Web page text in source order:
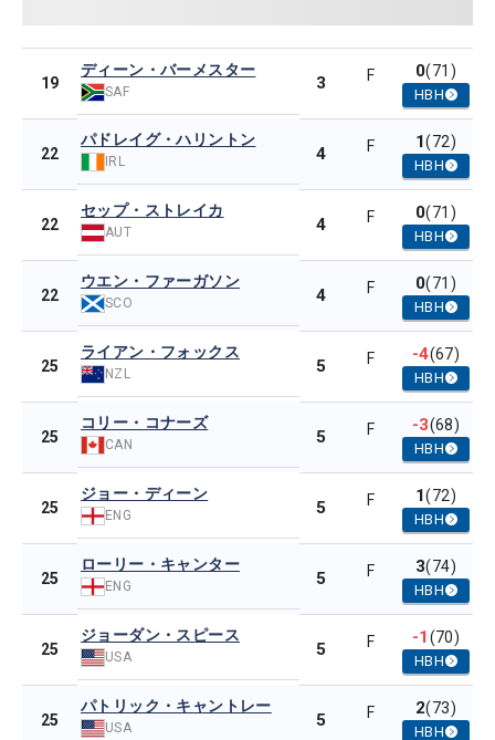
19
ディーン・バーメスター
SAF 3 F 0(71)
HBH
22
パドレイグ・ハリントン
IRL 4 F 1(72)
HBH
22
セップ・ストレイカ
AUT 4 F 0(71)
HBH
22
ウエン・ファーガソン
SCO 4 F 0(71)
HBH
25
ライアン・フォックス
NZL 5 F -4(67)
HBH
25
コリー・コナーズ
CAN 5 F -3(68)
HBH
25
ジョー・ディーン
ENG 5 F 1(72)
HBH
25
ローリー・キャンター
ENG 5 F 3(74)
HBH
25
ジョーダン・スピース
USA 5 F -1(70)
HBH
25
パトリック・キャントレー
USA 5 F 2(73)
HBH